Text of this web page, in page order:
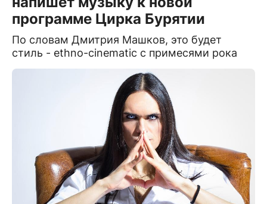
программе Цирка Бурятии
По словам Дмитрия Машков, это будет
стиль - еthno-cinematic с примесями рока